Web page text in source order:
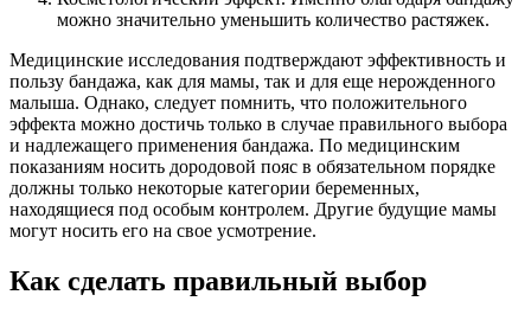
можно значительно уменьшить количество растяжек.
Медицинские исследования подтверждают эффективность и
пользу бандажа, как для мамы, так и для еще нерожденного
малыша. Однако, следует помнить, что положительного
эффекта можно достичь только в случае правильного выбора
и надлежащего применения бандажа. По медицинским
показаниям носить дородовой пояс в обязательном порядке
должны только некоторые категории беременных,
находящиеся под особым контролем. Другие будущие мамы
могут носить его на свое усмотрение.
Как сделать правильный выбор